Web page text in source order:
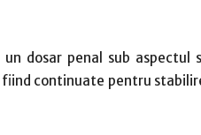
dosar penal sub aspectul
continuate pentru